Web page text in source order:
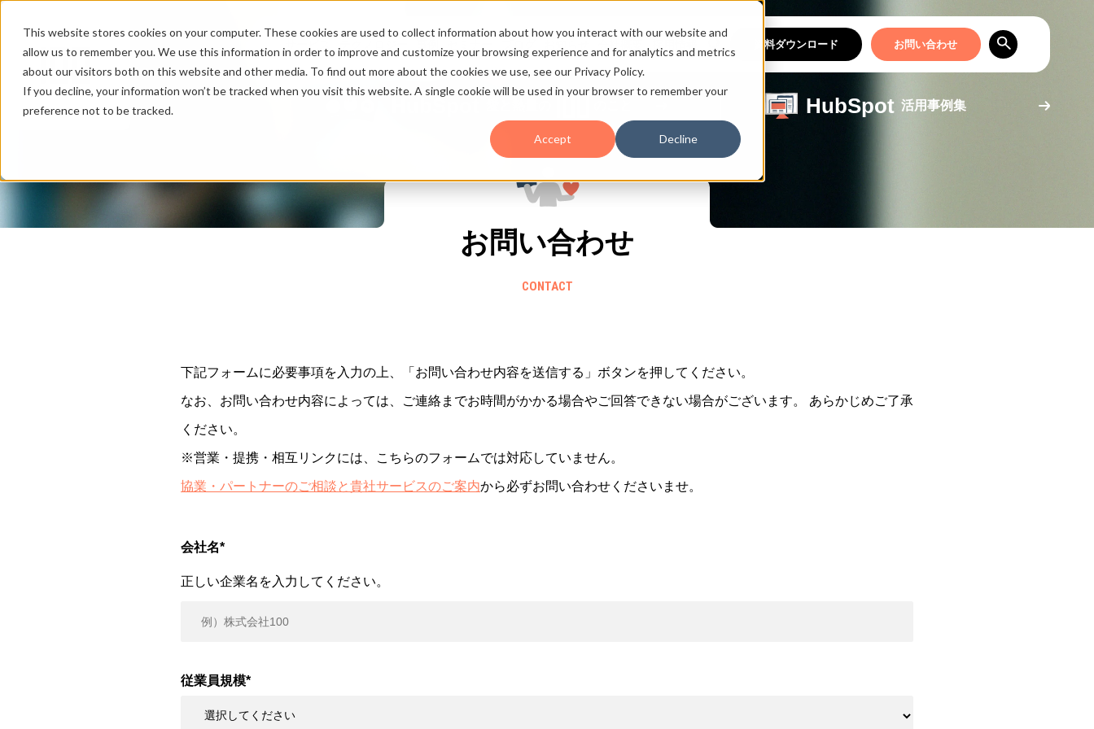
This website stores cookies on your computer. These cookies are used to collect information about how you interact with our website and
allow us to remember you. We use this information in order to improve and customize your browsing experience and for analytics and metrics
about our visitors both on this website and other media. To find out more about the cookies we use, see our Privacy Policy.
If you decline, your information won’t be tracked when you visit this website. A single cookie will be used in your browser to remember your
preference not to be tracked.
Accept Decline
資料ダウンロード お問い合わせ
HubSpot 活用事例集
お問い合わせ
CONTACT
下記フォームに必要事項を入力の上、「お問い合わせ内容を送信する」ボタンを押してください。
なお、お問い合わせ内容によっては、ご連絡までお時間がかかる場合やご回答できない場合がございます。 あらかじめご了承
ください。
※営業・提携・相互リンクには、こちらのフォームでは対応していません。
協業・パートナーのご相談と貴社サービスのご案内から必ずお問い合わせくださいませ。
会社名*
正しい企業名を入力してください。
従業員規模*